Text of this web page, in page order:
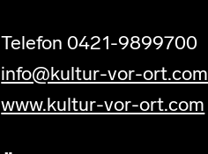
Telefon 0421-9899700
info@kultur-vor-ort.com
www.kultur-vor-ort.com